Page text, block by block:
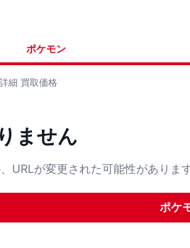
ポケモン
細 買取価格
ません
URLが変更された可能性があります
ポケ